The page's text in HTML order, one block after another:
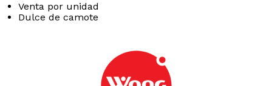
Venta por unidad
Dulce de camote